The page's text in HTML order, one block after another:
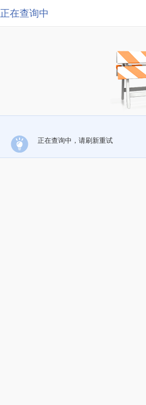
正在查询中
正在查询中，请刷新重试